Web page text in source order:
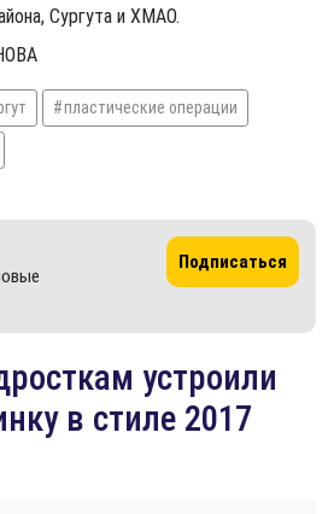
Сургута и ХМАО.
пластические операции
Подписаться
устроили
в стиле 2017